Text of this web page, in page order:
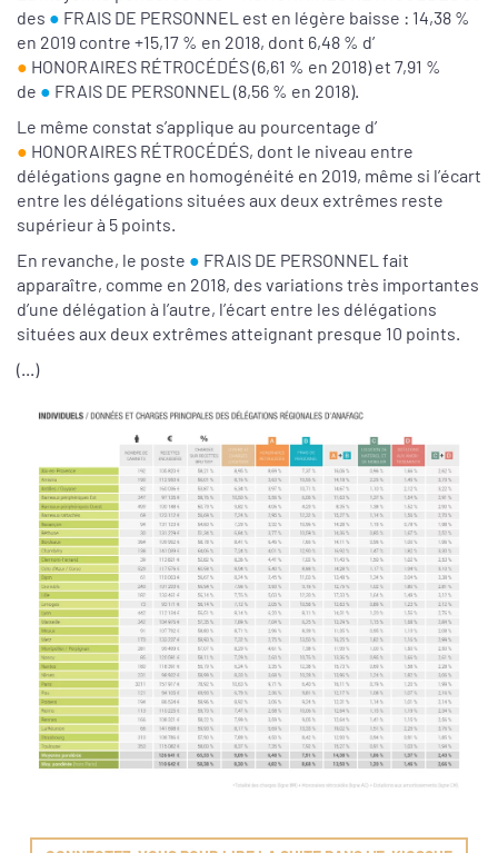
des ● FRAIS DE PERSONNEL est en légère baisse : 14,38 %
en 2019 contre +15,17 % en 2018, dont 6,48 % d’
● HONORAIRES RÉTROCÉDÉS (6,61 % en 2018) et 7,91 %
de ● FRAIS DE PERSONNEL (8,56 % en 2018).
Le même constat s’applique au pourcentage d’
● HONORAIRES RÉTROCÉDÉS, dont le niveau entre
délégations gagne en homogénéité en 2019, même si l’écart
entre les délégations situées aux deux extrêmes reste
supérieur à 5 points.
En revanche, le poste ● FRAIS DE PERSONNEL fait
apparaître, comme en 2018, des variations très importantes
d’une délégation à l’autre, l’écart entre les délégations
situées aux deux extrêmes atteignant presque 10 points.
(...)